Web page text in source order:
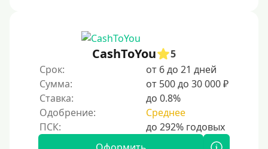
30000 руб на год
35000 руб
40000 руб
50000 руб
CashToYou
5
Срок:
от 6 до 21 дней
Сумма:
от 500 до 30 000 ₽
Ставка:
до 0.8%
Одобрение:
Среднее